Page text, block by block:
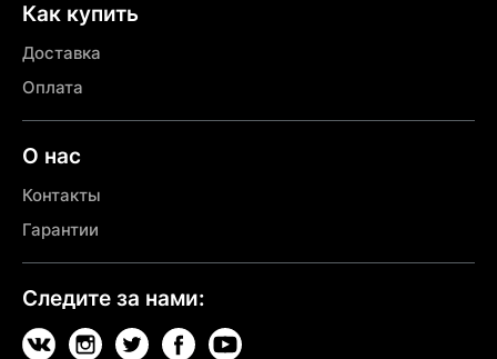
Как купить
Доставка
Оплата
О нас
Контакты
Гарантии
Следите за нами: